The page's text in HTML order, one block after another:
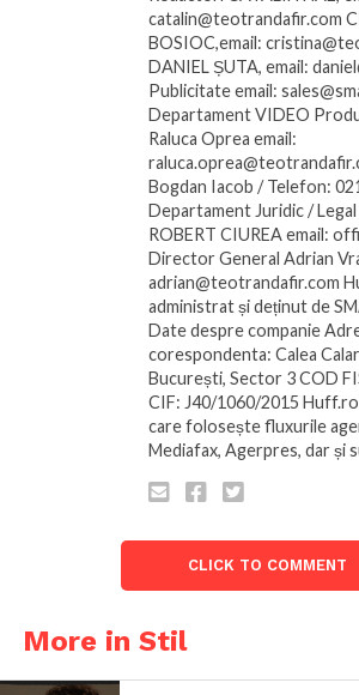
catalin@teotrandafir.com
BOSIOC,email:
DANIEL ȘUTA, email:
Publicitate email:
Departament VIDEO
Raluca Oprea email:
Bogdan Iacob / Telefon:
Departament Juridic /
ROBERT CIUREA email:
Director General Adrian
adrian@teotrandafir.com
administrat și deținut de
Date despre companie
corespondenta: Calea
București, Sector 3 COD
CIF: J40/1060/2015
care folosește fluxurile
Mediafax, Agerpres, dar și
CLICK TO COMMENT
More in Stil